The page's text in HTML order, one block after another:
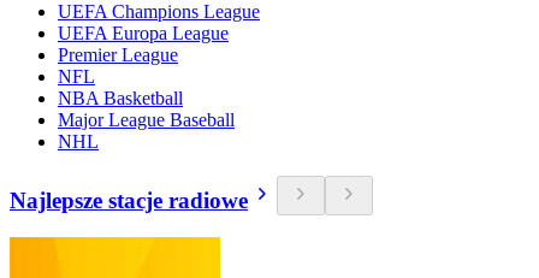
UEFA Champions League
UEFA Europa League
Premier League
NFL
NBA Basketball
Major League Baseball
NHL
Najlepsze stacje radiowe